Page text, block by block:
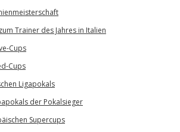
Trainer des Jahres in Italien
Cups
Cups
Ligapokals
der Pokalsieger
Supercups